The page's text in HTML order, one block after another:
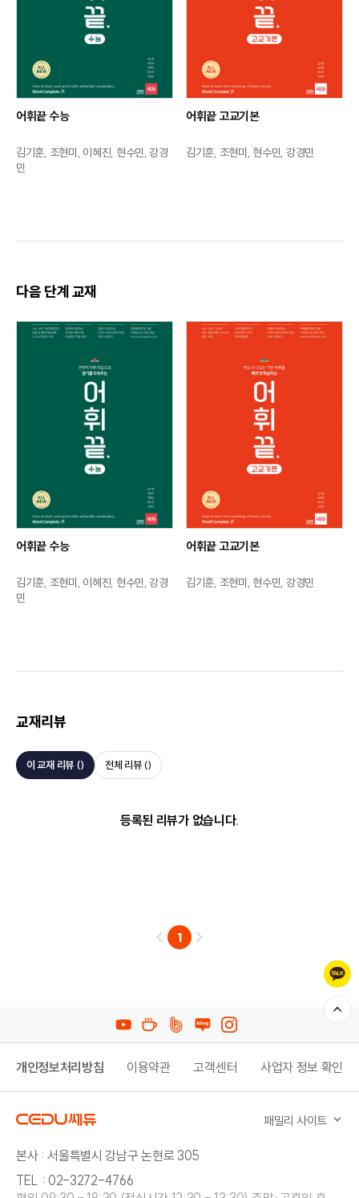
어휘끝 수능
김기훈, 조현미, 이혜진, 현수민, 강경
민
어휘끝 고교기본
김기훈, 조현미, 현수민, 강경민
다음 단계 교재
어휘끝 수능
김기훈, 조현미, 이혜진, 현수민, 강경
민
어휘끝 고교기본
김기훈, 조현미, 현수민, 강경민
교재리뷰
이 교재 리뷰 () 전체 리뷰 ()
등록된 리뷰가 없습니다.
1
개인정보처리방침 이용약관 고객센터 사업자 정보 확인
패밀리 사이트
본사 : 서울특별시 강남구 논현로 305
TEL : 02-3272-4766